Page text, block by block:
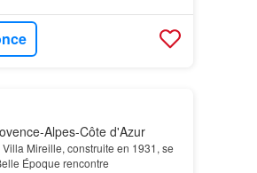
Alpes-Côte d'Azur
Mireille, construite en 1931, se
Époque rencontre